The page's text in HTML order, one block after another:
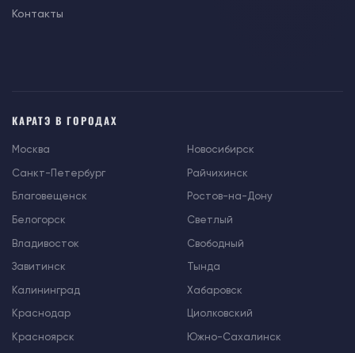
Контакты
КАРАТЭ В ГОРОДАХ
Москва
Санкт-Петербург
Благовещенск
Белогорск
Владивосток
Завитинск
Калининград
Краснодар
Красноярск
Новосибирск
Райчихинск
Ростов-на-Дону
Светлый
Свободный
Тында
Хабаровск
Циолковский
Южно-Сахалинск